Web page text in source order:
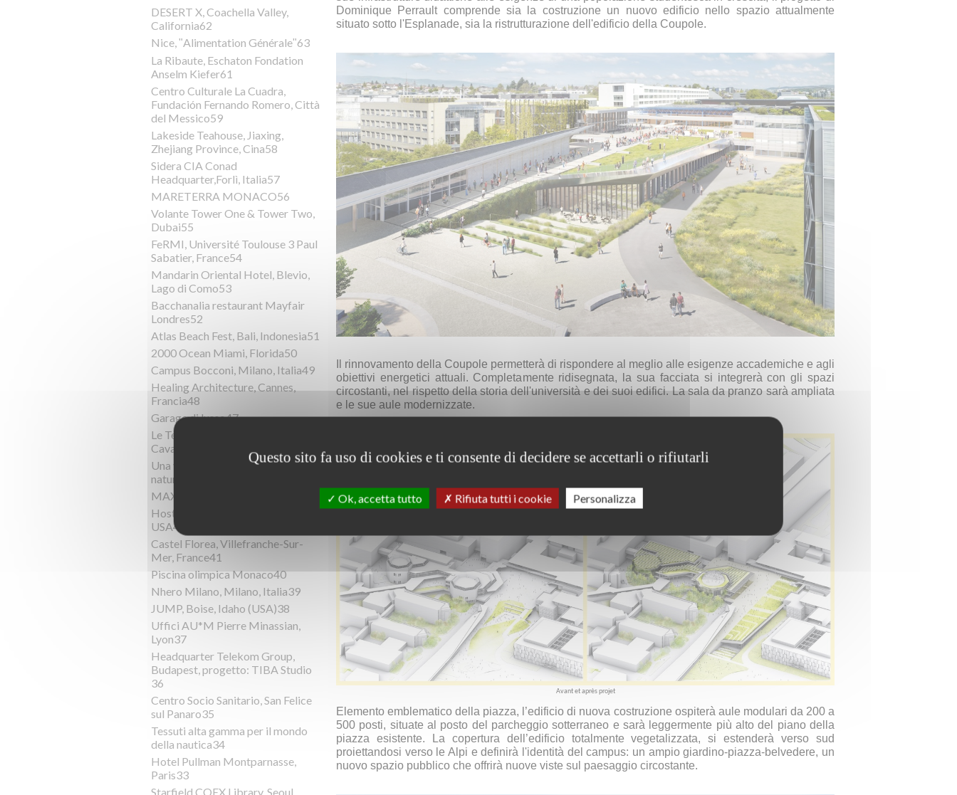
DESERT X, Coachella Valley,
California62
Nice, ʺAlimentation Généraleʺ63
La Ribaute, Eschaton Fondation
Anselm Kiefer61
Centro Culturale La Cuadra,
Fundación Fernando Romero, Città
del Messico59
Lakeside Teahouse, Jiaxing,
Zhejiang Province, Cina58
Sidera CIA Conad
Headquarter,Forlì, Italia57
MARETERRA MONACO56
Volante Tower One & Tower Two,
Dubai55
FeRMI, Université Toulouse 3 Paul
Sabatier, France54
Mandarin Oriental Hotel, Blevio,
Lago di Como53
Bacchanalia restaurant Mayfair
Londres52
Atlas Beach Fest, Bali, Indonesia51
2000 Ocean Miami, Florida50
Campus Bocconi, Milano, Italia49
Healing Architecture, Cannes,
Francia48
Garage di lusso47
Le Terrazze del Mediterraneo,
Cavallino Treporti, Italia46
Una villa sostenibile immersa nella
natura45
MAXXI, Roma, Italia44
Host Hotels & Resorts, Bethesda,
USA43
Castel Florea, Villefranche-Sur-
Mer, France41
Piscina olimpica Monaco40
Nhero Milano, Milano, Italia39
JUMP, Boise, Idaho (USA)38
Uffici AU*M Pierre Minassian,
Lyon37
Headquarter Telekom Group,
Budapest, progetto: TIBA Studio
36
Centro Socio Sanitario, San Felice
sul Panaro35
Tessuti alta gamma per il mondo
della nautica34
Hotel Pullman Montparnasse,
Paris33
Starfield COEX Library, Seoul,
Dominique Perrault comprende sia la costruzione un nuovo edificio nello spazio attualmente
situato sotto l'Esplanade, sia la ristrutturazione dell'edificio della Coupole.
Il rinnovamento della Coupole permetterà di rispondere al meglio alle esigenze accademiche e agli
obiettivi energetici attuali. Completamente ridisegnata, la sua facciata si integrerà con gli spazi
circostanti, nel rispetto della storia dell'università e dei suoi edifici. La sala da pranzo sarà ampliata
e le sue aule modernizzate.
Avant et après projet
Elemento emblematico della piazza, l’edificio di nuova costruzione ospiterà aule modulari da 200 a
500 posti, situate al posto del parcheggio sotterraneo e sarà leggermente più alto del piano della
piazza esistente.
La copertura dell’edificio totalmente vegetalizzata, si estenderà verso sud
proiettandosi verso le Alpi e definirà l'identità del campus: un ampio giardino-piazza-belvedere, un
nuovo spazio pubblico che offrirà nuove viste sul paesaggio circostante.
Questo sito fa uso di cookies e ti consente di decidere se accettarli o rifiutarli
Ok, accetta tutto Rifiuta tutti i cookie Personalizza